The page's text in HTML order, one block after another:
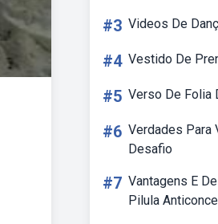
#3 Videos De
#4 Vestido De
#5 Verso De Folia
#6 Verdades Para
Desafio
#7 Vantagens E
Pilula